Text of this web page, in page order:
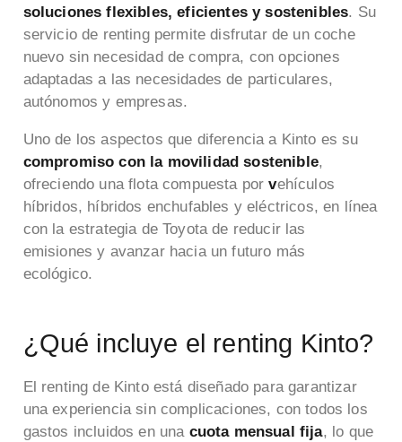
soluciones flexibles, eficientes y sostenibles. Su
servicio de renting permite disfrutar de un coche
nuevo sin necesidad de compra, con opciones
adaptadas a las necesidades de particulares,
autónomos y empresas.
Uno de los aspectos que diferencia a Kinto es su
compromiso con la movilidad sostenible,
ofreciendo una flota compuesta porvehículos
híbridos, híbridos enchufables y eléctricos, en línea
con la estrategia de Toyota de reducir las
emisiones y avanzar hacia un futuro más
ecológico.
¿Qué incluye el renting Kinto?
El renting de Kinto está diseñado para garantizar
una experiencia sin complicaciones, con todos los
gastos incluidos en una cuota mensual fija, lo que